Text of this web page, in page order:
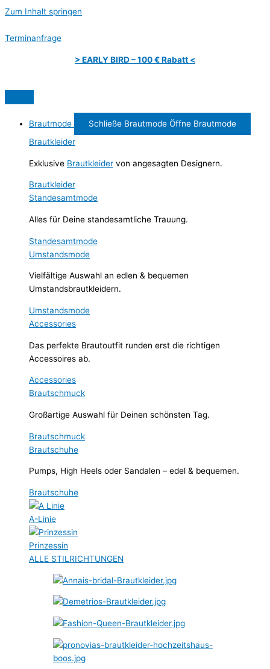
Zum Inhalt springen
Terminanfrage
> EARLY BIRD – 100 € Rabatt <
Brautmode Schließe Brautmode Öffne Brautmode
Brautkleider
Exklusive Brautkleider von angesagten Designern.
Brautkleider
Standesamtmode
Alles für Deine standesamtliche Trauung.
Standesamtmode
Umstandsmode
Vielfältige Auswahl an edlen & bequemen
Umstandsbrautkleidern.
Umstandsmode
Accessories
Das perfekte Brautoutfit runden erst die richtigen
Accessoires ab.
Accessories
Brautschmuck
Großartige Auswahl für Deinen schönsten Tag.
Brautschmuck
Brautschuhe
Pumps, High Heels oder Sandalen – edel & bequemen.
Brautschuhe
A-Linie
Prinzessin
ALLE STILRICHTUNGEN